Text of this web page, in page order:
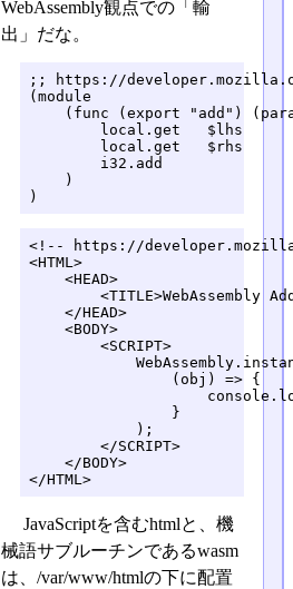
WebAssembly観点での「輸
出」だな。
;; https://
(module
(func (export "add")
        local.get   $lhs
        local.get   $rhs
        i32.add
    )
)
<!-- https://
<HTML>
    <HEAD>
<TITLE>WebAssembly
    </HEAD>
    <BODY>
        <SCRIPT>
                (obj) => {
                }
            );
        </SCRIPT>
    </BODY>
</HTML>
JavaScriptを含むhtmlと、機
械語サブルーチンであるwasm
は、/var/www/htmlの下に配置